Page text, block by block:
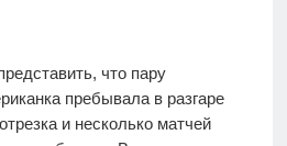
что пару
пребывала в разгаре
и несколько матчей